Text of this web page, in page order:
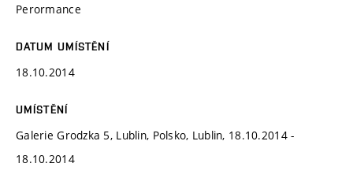
Perormance
DATUM UMÍSTĚNÍ
18.10.2014
UMÍSTĚNÍ
Galerie Grodzka 5, Lublin, Polsko, Lublin, 18.10.2014 -
18.10.2014